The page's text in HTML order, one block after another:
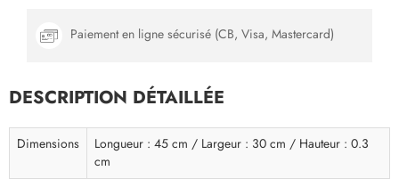
Paiement en ligne sécurisé (CB, Visa, Mastercard)
DESCRIPTION DÉTAILLÉE
Dimensions
Longueur : 45 cm / Largeur : 30 cm / Hauteur : 0.3
cm